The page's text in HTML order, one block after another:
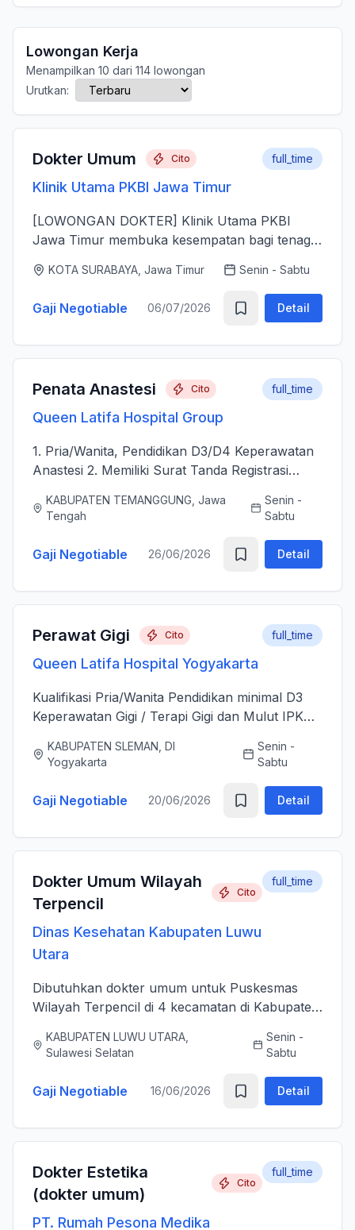
Lowongan Kerja
Menampilkan 10 dari 114 lowongan
Urutkan:
Dokter Umum Cito
Klinik Utama PKBI Jawa Timur
full_time
[LOWONGAN DOKTER] Klinik Utama PKBI
Jawa Timur membuka kesempatan bagi tenaga
memberikan layanan kesehatan bagi
masyarakat. Kami mencari dokter yang memiliki
k...
KOTA SURABAYA, Jawa Timur Senin - Sabtu
Gaji Negotiable 06/07/2026 Detail
Penata Anastesi Cito
Queen Latifa Hospital Group
full_time
1. Pria/Wanita, Pendidikan D3/D4 Keperawatan
Anastesi 2. Memiliki Surat Tanda Registrasi
kepenataan anestesi sebelum, selama, dan
sesudah Tindakan Operasi 3....
KABUPATEN TEMANGGUNG, Jawa
Tengah
Senin -
Sabtu
Gaji Negotiable 26/06/2026 Detail
Perawat Gigi Cito
Queen Latifa Hospital Yogyakarta
full_time
Kualifikasi Pria/Wanita Pendidikan minimal D3
Keperawatan Gigi / Terapi Gigi dan Mulut IPK
(STR) yang masih aktif Memiliki ijazah dan
sertifikat pendu...
KABUPATEN SLEMAN, DI
Yogyakarta
Senin -
Sabtu
Gaji Negotiable 20/06/2026 Detail
Dokter Umum Wilayah
Terpencil
Cito
Dinas Kesehatan Kabupaten Luwu
Utara
full_time
Dibutuhkan dokter umum untuk Puskesmas
Wilayah Terpencil di 4 kecamatan di Kabupaten
KABUPATEN LUWU UTARA,
Sulawesi Selatan
Senin -
Sabtu
Gaji Negotiable 16/06/2026 Detail
Dokter Estetika
(dokter umum)
Cito
PT. Rumah Pesona Medika
full_time